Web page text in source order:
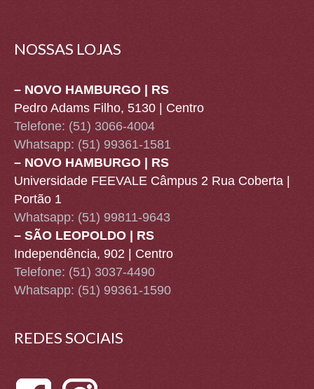
NOSSAS LOJAS
– NOVO HAMBURGO | RS
Pedro Adams Filho, 5130 | Centro
Telefone: (51) 3066-4004
Whatsapp: (51) 99361-1581
– NOVO HAMBURGO | RS
Universidade FEEVALE Câmpus 2 Rua Coberta |
Portão 1
Whatsapp: (51) 99811-9643
– SÃO LEOPOLDO | RS
Independência, 902 | Centro
Telefone: (51) 3037-4490
Whatsapp: (51) 99361-1590
REDES SOCIAIS